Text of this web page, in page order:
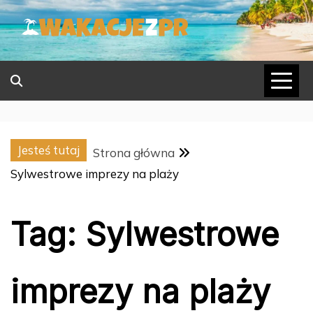
Skip
to
content
Jesteś tutaj
Strona główna
Sylwestrowe imprezy na plaży
Tag: Sylwestrowe
imprezy na plaży